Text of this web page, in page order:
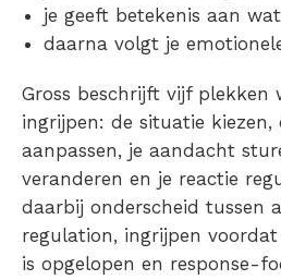
je geeft betekenis aan
daarna volgt je
Gross beschrijft vijf plekken
ingrijpen: de situatie kiezen,
aanpassen, je aandacht
veranderen en je reactie
daarbij onderscheid tussen
regulation, ingrijpen
is opgelopen en response-